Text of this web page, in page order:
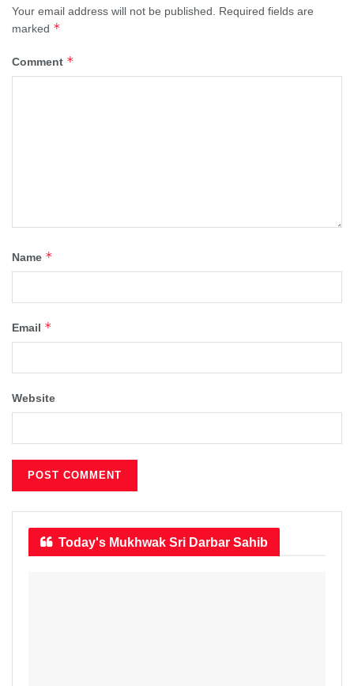
Your email address will not be published.
Required fields are
marked *
Comment *
Name *
Email *
Website
Today's Mukhwak Sri Darbar Sahib